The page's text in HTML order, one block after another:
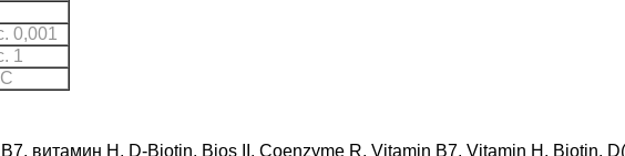
0,001
1
витамин H, D-Biotin, Bios II, Coenzyme R, Vitamin B7, Vitamin H, Biotin,